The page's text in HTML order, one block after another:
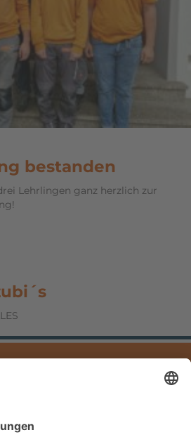
bestanden
Lehrlingen ganz herzlich zur